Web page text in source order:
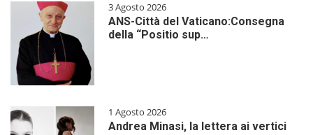
3 Agosto 2026
ANS-Città del Vaticano:Consegna
della “Positio sup…
1 Agosto 2026
Andrea Minasi, la lettera ai vertici